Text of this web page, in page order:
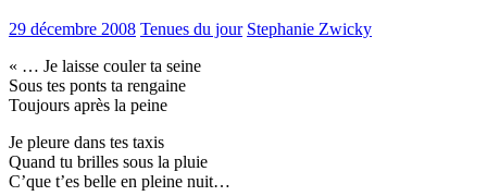
29 décembre 2008 Tenues du jour Stephanie Zwicky
« … Je laisse couler ta seine
Sous tes ponts ta rengaine
Toujours après la peine
Je pleure dans tes taxis
Quand tu brilles sous la pluie
C’que t’es belle en pleine nuit…